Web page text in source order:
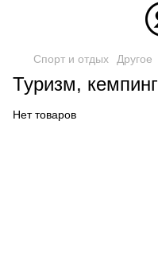
Спорт и отдых Другое
Туризм, кемпинг
Нет товаров